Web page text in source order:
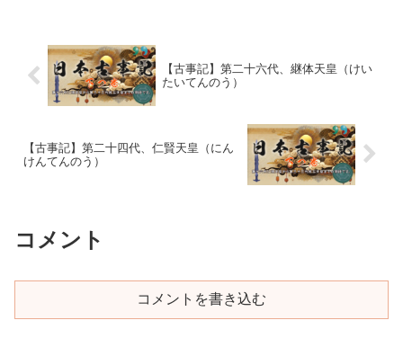
【古事記】第二十六代、継体天皇（けい
たいてんのう）
【古事記】第二十四代、仁賢天皇（にん
けんてんのう）
コメント
コメントを書き込む